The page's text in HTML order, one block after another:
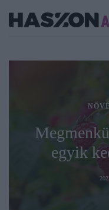
egyik